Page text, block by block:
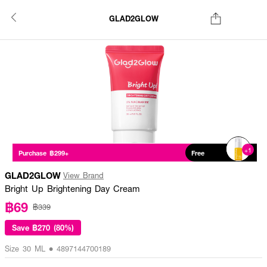
GLAD2GLOW
Purchase ฿299+ Free +1
GLAD2GLOW View Brand
Bright Up Brightening Day Cream
฿69 ฿339
Save ฿270 (80%)
Size 30 ML • 4897144700189